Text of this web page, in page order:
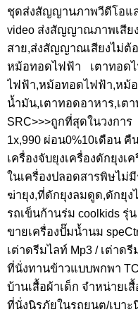
ชุดส่งสัญญานภาพวีดีโอแ
video ส่งสัญญาณภาพเสียง
สาย,ส่งสัญญาณเสียงไม่ต้
หม้อทอดไฟฟ้า เตาทอด
ไฟฟ้า,หม้อทอดไฟฟ้า,หม้อ
น้ำมัน,เตาทอดอาหาร,เต
SRC>>>ถูกที่สุดในวงกา
1x,990 ผ่อน0%10เดือน
เครื่องจับยุงเครื่องดักยุง
ในเครื่องปลอดสารพิษไม่
ฆ่ายุง,ที่ดักยุงลมดูด,ดักยุง
รถเข็นก้านร่ม coolkids รุ่
ขายเครื่องปั๊มน้ำนม
เต่าดรีมไลท์ Mp3 / เต่าด
ที่นั่งทานข้าวแบบพกพา
บ้านเสื้อผ้าเด็ก จำหน่ายเ
ที่นั่งนิรภัยในรถยนต/เบา